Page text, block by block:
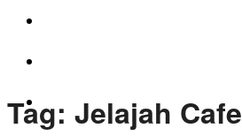
Bikers Cars
Tag: Jelajah Cafe